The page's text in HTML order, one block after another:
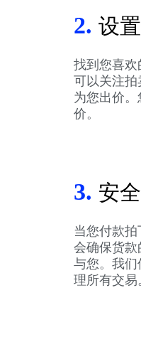
2. 设
找到您喜欢
可以关注
为您出价
价。
3. 安
当您付款
会确保货
与您。我们
理所有交易